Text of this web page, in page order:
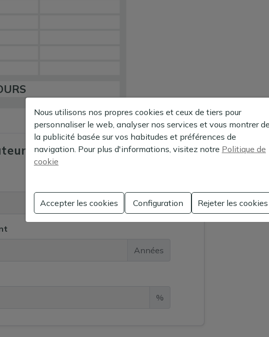
d'hypothèque
€
Années
%
Nous utilisons nos propres cookies et ceux de tiers pour
personnaliser le web, analyser nos services et vous montrer
la publicité basée sur vos habitudes et préférences de
navigation. Pour plus d'informations, visitez notre Politique de
cookie
Accepter les cookies Configuration Rejeter les cookies